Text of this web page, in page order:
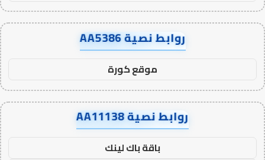
روابط نصية AA5386
موقع كورة
روابط نصية AA11138
باقة باك لينك